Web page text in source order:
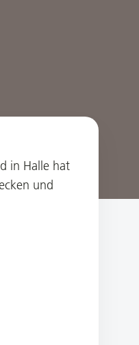
in Halle hat
und